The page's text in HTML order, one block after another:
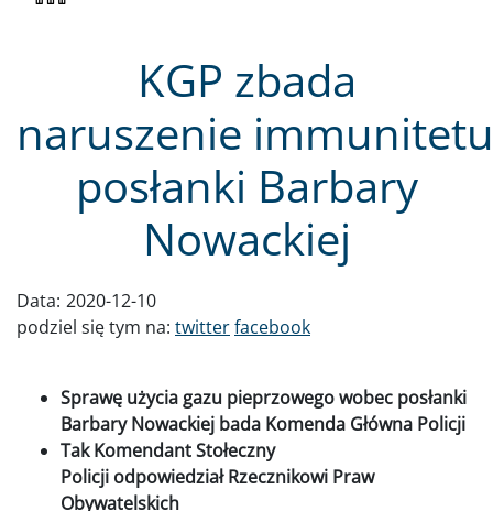
KGP zbada
naruszenie immunitetu
posłanki Barbary
Nowackiej
Data: 2020-12-10
podziel się tym na: twitterfacebook
Sprawę użycia gazu pieprzowego wobec posłanki
Barbary Nowackiej bada Komenda Główna Policji
Tak Komendant Stołeczny
Policji odpowiedział Rzecznikowi Praw
Obywatelskich